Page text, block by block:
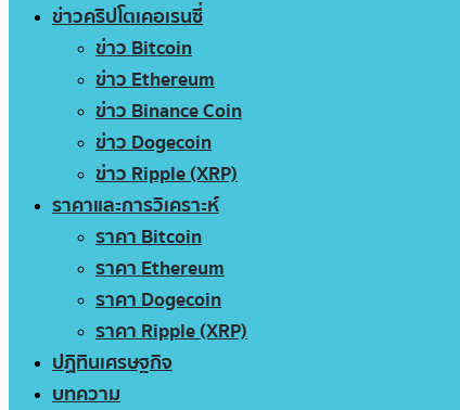
ข่าวคริปโตเคอเรนซี่
ข่าว Bitcoin
ข่าว Ethereum
ข่าว Binance Coin
ข่าว Dogecoin
ข่าว Ripple (XRP)
ราคาและการวิเคราะห์
ราคา Bitcoin
ราคา Ethereum
ราคา Dogecoin
ราคา Ripple (XRP)
ปฏิทินเศรษฐกิจ
บทความ